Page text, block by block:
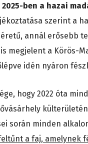
ben a hazai
szerint a
annál erősebb
megjelent a Körös-
idén nyáron
hogy 2022 óta
során minden
a faj, amelynek